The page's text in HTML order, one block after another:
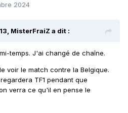
2024
MisterFraiZ a dit :
temps. J'ai changé de chaîne.
voir le match contre la Belgique.
TF1 pendant que
verra ce qu'il en pense le